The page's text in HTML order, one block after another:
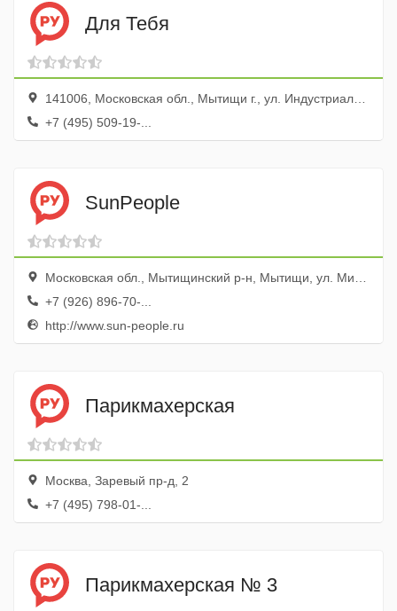
Для Тебя
141006, Московская обл., Мытищи г., ул. Индустриальная, 17
+7 (495) 509-19-...
SunPeople
Московская обл., Мытищинский р-н, Мытищи, ул. Мира, 30, ТЦ Петра
+7 (926) 896-70-...
http://www.sun-people.ru
Парикмахерская
Москва, Заревый пр-д, 2
+7 (495) 798-01-...
Парикмахерская № 3